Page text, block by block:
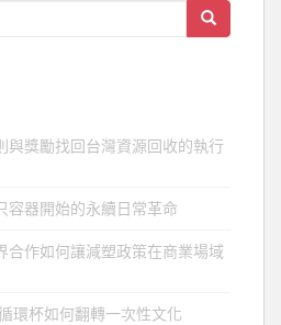
與獎勵找回台灣資源回收的執行
容器開始的永續日常革命
合作如何讓減塑政策在商業場域
環杯如何翻轉一次性文化